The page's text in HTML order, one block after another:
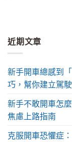
近期文章
新手開車總感到
巧，幫你建立駕
新手不敢開車怎
焦慮上路指南
克服開車恐懼症